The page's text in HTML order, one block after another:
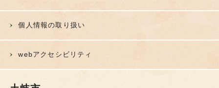
個人情報の取り扱い
webアクセシビリティ